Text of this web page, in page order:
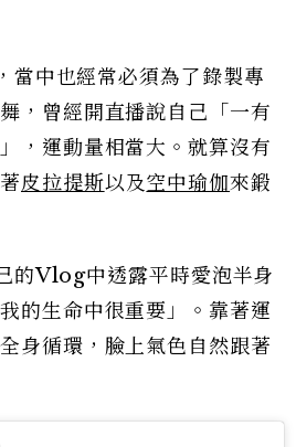
當中也經常必須為了錄製專
，曾經開直播說自己「一有
，運動量相當大。就算沒有
皮拉提斯以及空中瑜伽來鍛
的Vlog中透露平時愛泡半身
的生命中很重要」。靠著運
身循環，臉上氣色自然跟著